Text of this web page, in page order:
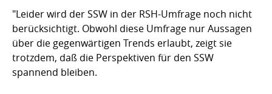
"Leider wird der SSW in der RSH-Umfrage noch nicht
berücksichtigt. Obwohl diese Umfrage nur Aussagen
über die gegenwärtigen Trends erlaubt, zeigt sie
trotzdem, daß die Perspektiven für den SSW
spannend bleiben.